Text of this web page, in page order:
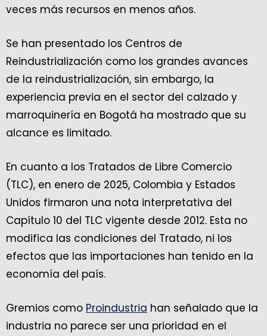
veces más recursos en menos años.
Se han presentado los Centros de
Reindustrialización como los grandes avances
de la reindustrialización, sin embargo, la
experiencia previa en el sector del calzado y
marroquinería en Bogotá ha mostrado que su
alcance es limitado.
En cuanto a los Tratados de Libre Comercio
(TLC), en enero de 2025, Colombia y Estados
Unidos firmaron una nota interpretativa del
Capítulo 10 del TLC vigente desde 2012. Esta no
modifica las condiciones del Tratado, ni los
efectos que las importaciones han tenido en la
economía del país.
Gremios como Proindustria han señalado que la
industria no parece ser una prioridad en el